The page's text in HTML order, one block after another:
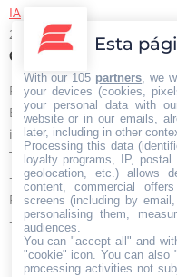
IA
22/06/2026
Contacto Iberian Press
Principales vías de
E-mail:
info@iberianpress.es
Teléfono:
+34 911863556
Fax:
+34 911863556
Encuéntranos en:
Facebook
X
YouTube
Rss
Esta
With our 105 partners , we
your devices (cookies,
your personal data with
website or in our emails,
later, including in other
Processing this data
loyalty programs, IP,
geolocation, etc.) allows
content, commercial
screens (including by
personalising them,
audiences.
You can "accept all" and
"cookie" icon . You can
processing activities not